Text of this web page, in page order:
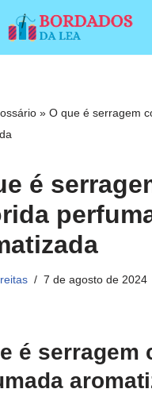
» O que é serragem
é
7 de agosto de 2024
é serragem